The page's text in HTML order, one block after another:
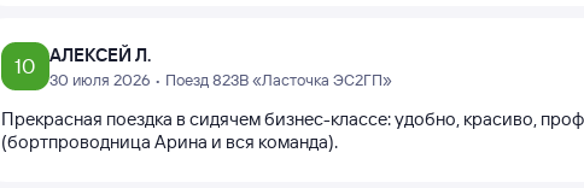
10 АЛЕКСЕЙ Л.
30 июля 2026 • Поезд 823В «Ласточка ЭС2ГП»
Прекрасная поездка в сидячем бизнес-классе: удобно, красиво,
(бортпроводница Арина и вся команда).